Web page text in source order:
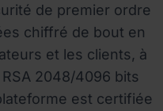
de premier ordre
chiffré de bout en
et les clients, à
2048/4096 bits
est certifiée